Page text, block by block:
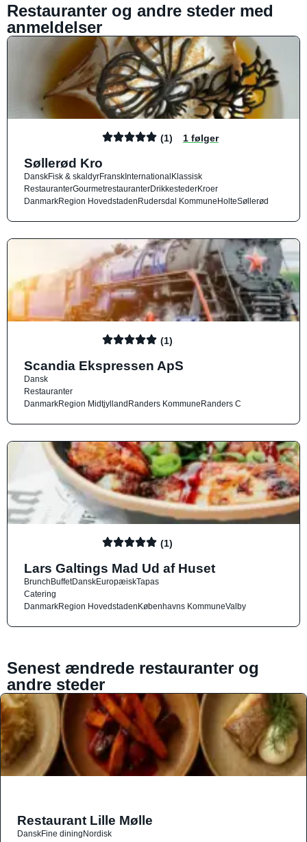
Restauranter og andre steder med
anmeldelser
(1) 1 følger
Søllerød Kro
DanskFisk & skaldyrFranskInternationalKlassisk
RestauranterGourmetrestauranterDrikkestederKroer
DanmarkRegion HovedstadenRudersdal KommuneHolteSøllerød
(1)
Scandia Ekspressen ApS
Dansk
Restauranter
DanmarkRegion MidtjyllandRanders KommuneRanders C
(1)
Lars Galtings Mad Ud af Huset
BrunchBuffetDanskEuropæiskTapas
Catering
DanmarkRegion HovedstadenKøbenhavns KommuneValby
Senest ændrede restauranter og
andre steder
Restaurant Lille Mølle
DanskFine diningNordisk